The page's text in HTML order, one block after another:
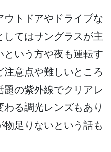
トドアやドライブな
してはサングラスが主
いう方や夜も運転す
意点や難しいところ
の紫外線でクリアレ
る調光レンズもあり
足りないという話も